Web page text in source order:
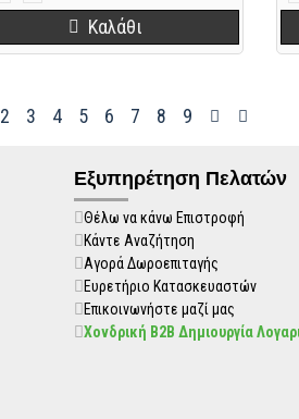
Καλάθι
2 3 4 5 6 7 8 9
Εξυπηρέτηση Πελατών
Θέλω να κάνω Επιστροφή
Κάντε Αναζήτηση
Αγορά Δωροεπιταγής
Ευρετήριο Κατασκευαστών
Επικοινωνήστε μαζί μας
Χονδρική B2B Δημιουργία